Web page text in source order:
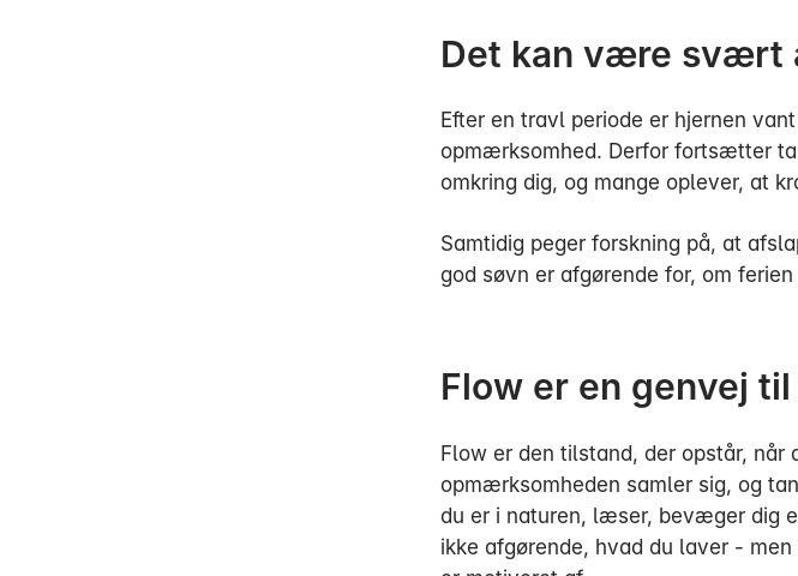
Det kan være svært
Efter en travl periode er hjernen
opmærksomhed. Derfor fortsætter
omkring dig, og mange oplever, at
Samtidig peger forskning på, at
god søvn er afgørende for, om
Flow er en genvej til
Flow er den tilstand, der opstår,
opmærksomheden samler sig, og
du er i naturen, læser, bevæger dig
ikke afgørende, hvad du laver -